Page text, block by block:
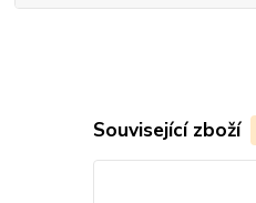
Související zboží